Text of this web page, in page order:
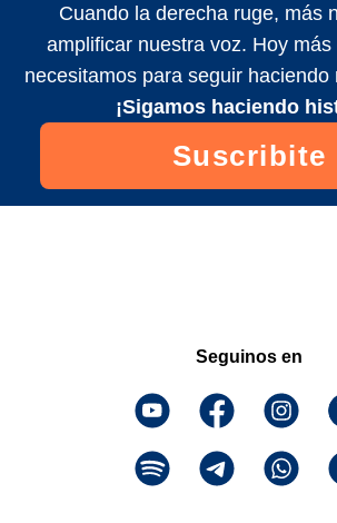
Cuando la derecha ruge, más
amplificar nuestra voz. Hoy
necesitamos para seguir haciendo
¡Sigamos haciendo
Suscribite
Seguinos en